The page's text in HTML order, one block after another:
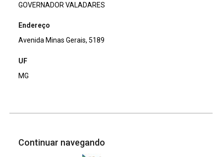
GOVERNADOR VALADARES
Endereço
Avenida Minas Gerais, 5189
UF
MG
Continuar navegando